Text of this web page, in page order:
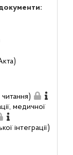
медичної
інтеграції)